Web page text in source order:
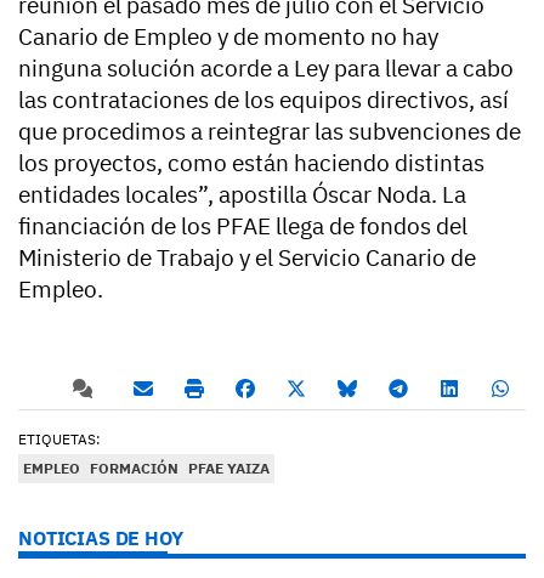
Canario de Empleo y de momento no hay
ninguna solución acorde a Ley para llevar a cabo
las contrataciones de los equipos directivos, así
que procedimos a reintegrar las subvenciones de
los proyectos, como están haciendo distintas
entidades locales”, apostilla Óscar Noda. La
financiación de los PFAE llega de fondos del
Ministerio de Trabajo y el Servicio Canario de
Empleo.
ETIQUETAS:
EMPLEO
FORMACIÓN PFAE YAIZA
NOTICIAS DE HOY